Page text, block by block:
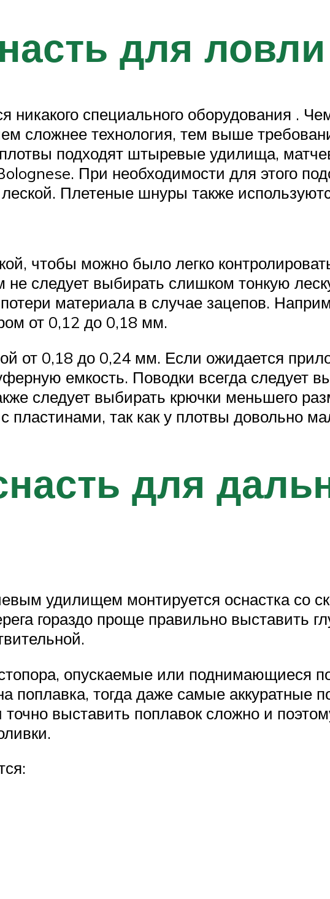
для
никакого специального оборудования .
сложнее технология, тем выше
подходят штыревые удилища,
При необходимости для этого
Плетеные шнуры также
чтобы можно было легко
следует выбирать слишком тонкую
материала в случае зацепов.
от 0,12 до 0,18 мм.
от 0,18 до 0,24 мм. Если ожидается
емкость. Поводки всегда следует
следует выбирать крючки меньшего
пластинами, так как у плотвы довольно
для
удилищем монтируется оснастка со
гораздо проще правильно выставить
опускаемые или поднимающиеся
поплавка, тогда даже самые аккуратные
выставить поплавок сложно и